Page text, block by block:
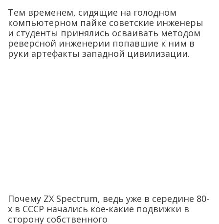
Тем временем, сидящие на голодном
компьютерном пайке советские инженеры
и студенты принялись осваивать методом
реверсной инженерии попавшие к ним в
руки артефакты западной цивилизации.
Почему ZX Spectrum, ведь уже в середине 80-
х в СССР начались кое-какие подвижки в
сторону собственного